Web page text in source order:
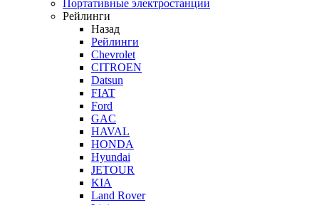
Портативные электростанции
Рейлинги
Назад
Рейлинги
Chevrolet
CITROEN
Datsun
FIAT
Ford
GAC
HAVAL
HONDA
Hyundai
JETOUR
KIA
Land Rover